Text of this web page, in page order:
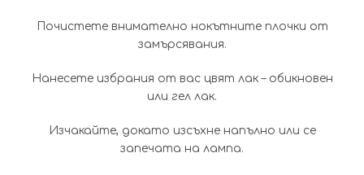
1.53€
(3.00
(2.50
Почистете внимателно нокътните плочки от
замърсявания.
Нанесете избрания от вас цвят лак – обикновен
или гел лак.
Изчакайте, докато изсъхне напълно или се
запечата на лампа.